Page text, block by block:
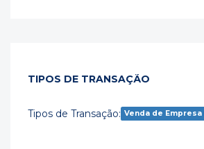
TIPOS DE TRANSAÇÃO
Tipos de Transação: Venda de